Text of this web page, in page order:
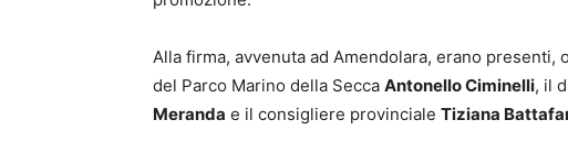
Alla firma, avvenuta ad Amendolara, erano
del Parco Marino della Secca Antonello Ciminelli, il
Meranda e il consigliere provinciale Tiziana